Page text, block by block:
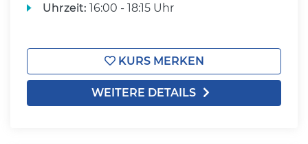
Uhrzeit: 16:00 - 18:15 Uhr
KURS MERKEN
WEITERE DETAILS